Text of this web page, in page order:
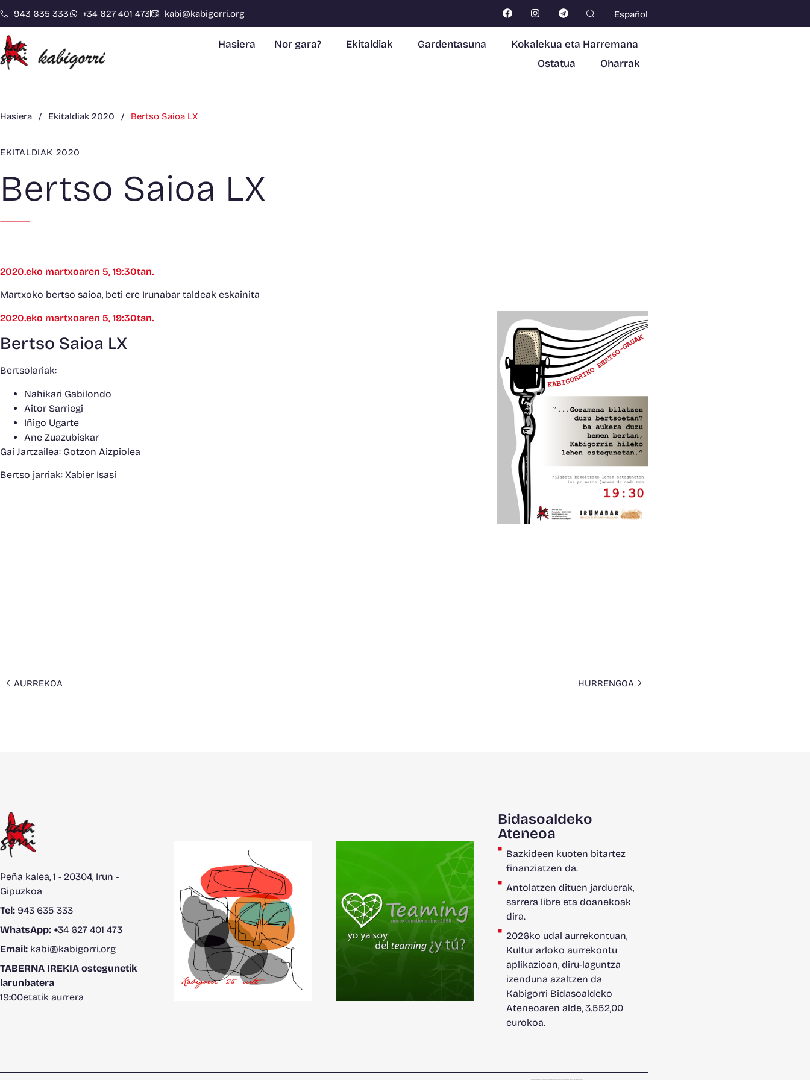
943 635 333 +34 627 401 473 kabi@kabigorri.org Español
Hasiera Nor gara? Ekitaldiak Gardentasuna
Kokalekua eta Harremana
Ostatua
Oharrak
Hasiera / Ekitaldiak 2020 / Bertso Saioa LX
EKITALDIAK 2020
Bertso Saioa LX
2020.eko martxoaren 5, 19:30tan.
Martxoko bertso saioa, beti ere Irunabar taldeak eskainita
2020.eko martxoaren 5, 19:30tan.
Bertso Saioa LX
Bertsolariak:
Nahikari Gabilondo
Aitor Sarriegi
Iñigo Ugarte
Ane Zuazubiskar
Gai Jartzailea: Gotzon Aizpiolea
Bertso jarriak: Xabier Isasi
AURREKOA HURRENGOA
Peña kalea, 1 - 20304, Irun -
Gipuzkoa
Tel: 943 635 333
WhatsApp: +34 627 401 473
Email: kabi@kabigorri.org
TABERNA IREKIA ostegunetik
larunbatera
19:00etatik aurrera
Bidasoaldeko
Ateneoa
Bazkideen kuoten bitartez
finanziatzen da.
Antolatzen dituen jarduerak,
sarrera libre eta doanekoak
dira.
2026ko udal aurrekontuan,
Kultur arloko aurrekontu
aplikazioan, diru-laguntza
izenduna azaltzen da
Kabigorri Bidasoaldeko
Ateneoaren alde, 3.552,00
eurokoa.